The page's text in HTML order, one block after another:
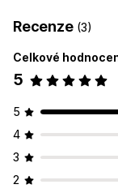
Recenze (3)
Celkové
5
5
4
3
2